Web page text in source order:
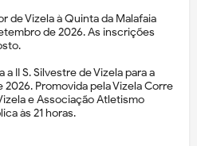
de Vizela à Quinta da Malafaia
de 2026. As inscrições
a II S. Silvestre de Vizela para a
Promovida pela Vizela Corre
e Associação Atletismo
às 21 horas.